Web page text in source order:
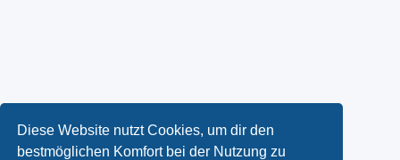
Diese Website nutzt Cookies, um dir den
bestmöglichen Komfort bei der Nutzung zu